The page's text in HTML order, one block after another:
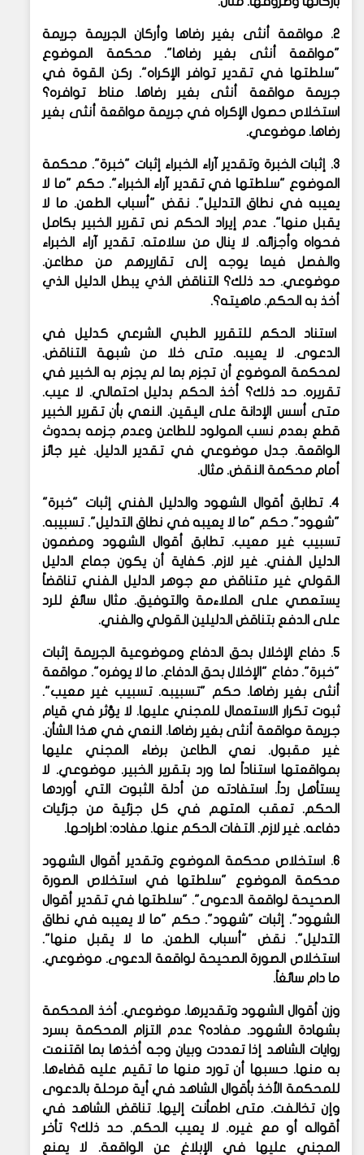
2. مواقعة أنثى بغير رضاها وأركان الجريمة جريمة
"مواقعة أنثى بغير رضاها". محكمة الموضوع
"سلطتها في تقدير توافر الإكراه". ركن القوة في
جريمة مواقعة أنثى بغير رضاها. مناط توافره؟
استخلاص حصول الإكراه في جريمة مواقعة أنثى بغير
رضاها. موضوعي.
3. إثبات الخبرة وتقدير آراء الخبراء إثبات "خبرة". محكمة
الموضوع "سلطتها في تقدير آراء الخبراء". حكم "ما لا
يعيبه في نطاق التدليل". نقض "أسباب الطعن. ما لا
يقبل منها". عدم إيراد الحكم نص تقرير الخبير بكامل
فحواه وأجزائه. لا ينال من سلامته. تقدير آراء الخبراء
والفصل فيما يوجه إلى تقاريرهم من مطاعن.
موضوعي. حد ذلك؟ التناقض الذي يبطل الدليل الذي
أخذ به الحكم. ماهيته؟.
استناد الحكم للتقرير الطبي الشرعي كدليل في
الدعوى. لا يعيبه. متى خلا من شبهة التناقض.
لمحكمة الموضوع أن تجزم بما لم يجزم به الخبير في
تقريره. حد ذلك؟ أخذ الحكم بدليل احتمالي. لا عيب.
متى أسس الإدانة على اليقين. النعي بأن تقرير الخبير
قطع بعدم نسب المولود للطاعن وعدم جزمه بحدوث
الواقعة. جدل موضوعي في تقدير الدليل. غير جائز
أمام محكمة النقض. مثال.
4. تطابق أقوال الشهود والدليل الفني إثبات "خبرة"
"شهود". حكم "ما لا يعيبه في نطاق التدليل". تسبيبه.
تسبيب غير معيب. تطابق أقوال الشهود ومضمون
الدليل الفني. غير لازم. كفاية أن يكون جماع الدليل
القولي غير متناقض مع جوهر الدليل الفني تناقضاً
يستعصي على الملاءمة والتوفيق. مثال سائغ للرد
على الدفع بتناقض الدليلين القولي والفني.
5. دفاع الإخلال بحق الدفاع وموضوعية الجريمة إثبات
"خبرة". دفاع "الإخلال بحق الدفاع. ما لا يوفره". مواقعة
أنثى بغير رضاها. حكم "تسبيبه. تسبيب غير معيب".
ثبوت تكرار الاستعمال للمجني عليها. لا يؤثر في قيام
جريمة مواقعة أنثى بغير رضاها. النعي في هذا الشأن.
غير مقبول. نعي الطاعن برضاء المجني عليها
بمواقعتها استناداً لما ورد بتقرير الخبير. موضوعي. لا
يستأهل رداً. استفادته من أدلة الثبوت التي أوردها
الحكم. تعقب المتهم في كل جزئية من جزئيات
دفاعه. غير لازم. التفات الحكم عنها. مفاده: اطراحها.
6. استخلاص محكمة الموضوع وتقدير أقوال الشهود
محكمة الموضوع "سلطتها في استخلاص الصورة
الصحيحة لواقعة الدعوى". "سلطتها في تقدير أقوال
الشهود". إثبات "شهود". حكم "ما لا يعيبه في نطاق
التدليل". نقض "أسباب الطعن. ما لا يقبل منها".
استخلاص الصورة الصحيحة لواقعة الدعوى. موضوعي.
ما دام سائغاً.
وزن أقوال الشهود وتقديرها. موضوعي. أخذ المحكمة
بشهادة الشهود. مفاده؟ عدم التزام المحكمة بسرد
روايات الشاهد إذا تعددت وبيان وجه أخذها بما اقتنعت
به منها. حسبها أن تورد منها ما تقيم عليه قضاءها.
للمحكمة الأخذ بأقوال الشاهد في أية مرحلة بالدعوى
وإن تخالفت. متى اطمأنت إليها. تناقض الشاهد في
أقواله أو مع غيره. لا يعيب الحكم. حد ذلك؟ تأخر
المجني عليها في الإبلاغ عن الواقعة. لا يمنع